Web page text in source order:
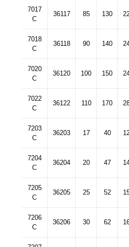
7017
C
36117 85 130
7018
C
36118 90 140
7020
C
36120 100 150
7022
C
36122 110 170
7203
C
36203 17 40
7204
C
36204 20 47
7205
C
36205 25 52
7206
C
36206 30 62